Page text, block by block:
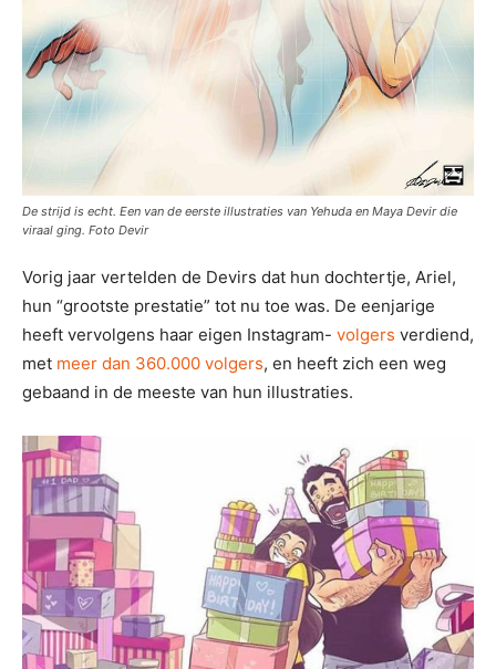
De strijd is echt. Een van de eerste illustraties van Yehuda en Maya Devir die
viraal ging. Foto Devir
Vorig jaar vertelden de Devirs dat hun dochtertje, Ariel,
hun “grootste prestatie” tot nu toe was. De eenjarige
heeft vervolgens haar eigen Instagram- volgers verdiend,
met meer dan 360.000 volgers, en heeft zich een weg
gebaand in de meeste van hun illustraties.